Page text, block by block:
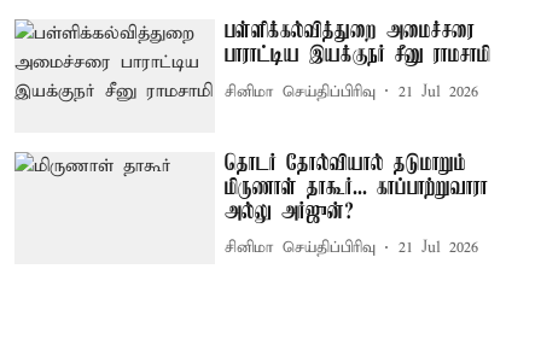
பள்ளிக்கல்வித்துறை அமைச்சரை
பாராட்டிய இயக்குநர் சீனு ராமசாமி
சினிமா செய்திப்பிரிவு 21 Jul 2026
தொடர் தோல்வியால் தடுமாறும்
மிருணாள் தாகூர்... காப்பாற்றுவாரா
அல்லு அர்ஜுன்?
சினிமா செய்திப்பிரிவு 21 Jul 2026